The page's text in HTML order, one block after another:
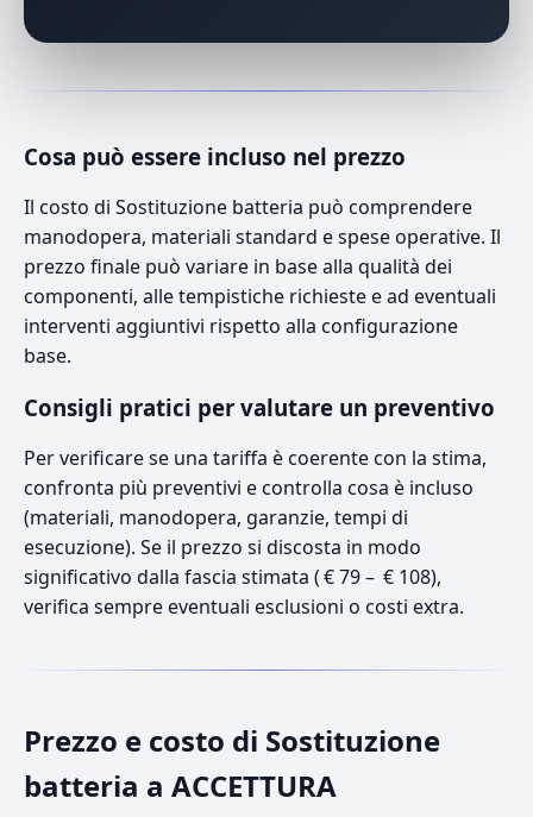
Cosa può essere incluso nel prezzo
Il costo di Sostituzione batteria può comprendere
manodopera, materiali standard e spese operative. Il
prezzo finale può variare in base alla qualità dei
componenti, alle tempistiche richieste e ad eventuali
interventi aggiuntivi rispetto alla configurazione
base.
Consigli pratici per valutare un preventivo
Per verificare se una tariffa è coerente con la stima,
confronta più preventivi e controlla cosa è incluso
(materiali, manodopera, garanzie, tempi di
esecuzione). Se il prezzo si discosta in modo
significativo dalla fascia stimata ( € 79 – € 108),
verifica sempre eventuali esclusioni o costi extra.
Prezzo e costo di Sostituzione
batteria a ACCETTURA